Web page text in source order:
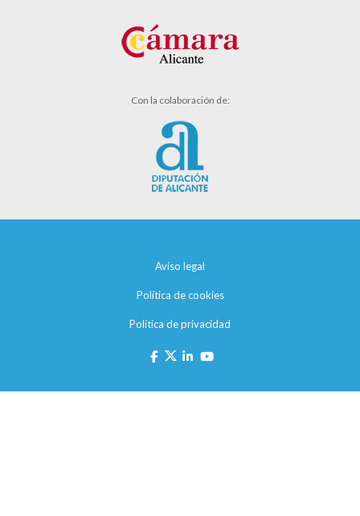
Con la colaboración de:
Aviso legal
Política de cookies
Política de privacidad